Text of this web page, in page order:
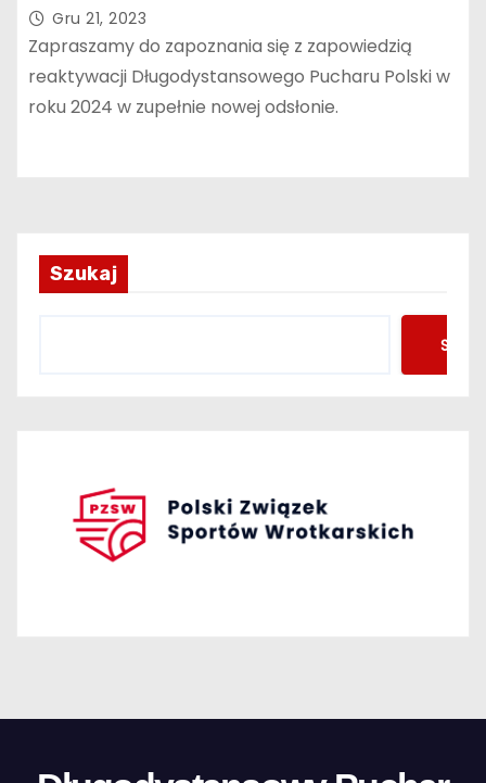
Gru 21, 2023
Zapraszamy do zapoznania się z zapowiedzią
reaktywacji Długodystansowego Pucharu Polski w
roku 2024 w zupełnie nowej odsłonie.
Szukaj
Szukaj